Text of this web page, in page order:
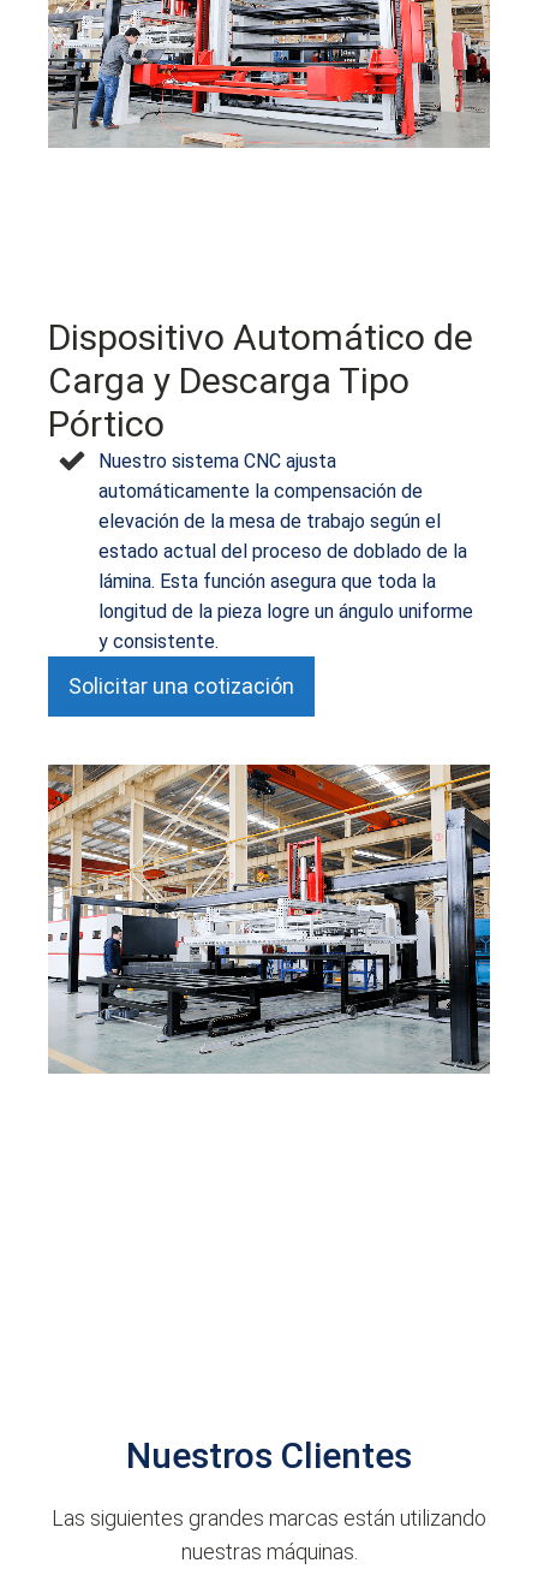
Dispositivo Automático de
Carga y Descarga Tipo
Pórtico
Nuestro sistema CNC ajusta
automáticamente la compensación de
elevación de la mesa de trabajo según el
estado actual del proceso de doblado de la
lámina. Esta función asegura que toda la
longitud de la pieza logre un ángulo uniforme
y consistente.
Solicitar una cotización
Nuestros Clientes
Las siguientes grandes marcas están utilizando
nuestras máquinas.